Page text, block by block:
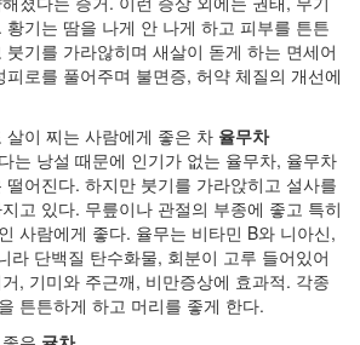
기는 땀을 나게 안 나게 하고 피부를 튼튼
기를 가라않히며 새살이 돋게 하는 면세어
로를 풀어주며 불면증, 허약 체질의 개선에
살이 찌는 사람에게 좋은 차 율무차
는 낭설 때문에 인기가 없는 율무차, 율무차
어진다. 하지만 붓기를 가라앉히고 설사를
고 있다. 무릎이나 관절의 부종에 좋고 특히
사람에게 좋다. 율무는 비타민 B와 니아신,
라 단백질 탄수화물, 회분이 고루 들어있어
, 기미와 주근깨, 비만증상에 효과적. 각종
튼튼하게 하고 머리를 좋게 한다.